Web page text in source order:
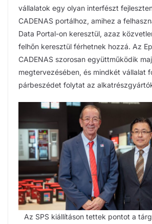
vállalatok egy olyan interfészt
CADENAS portálhoz, amihez a
Data Portal-on keresztül, azaz
felhőn keresztül férhetnek hozzá. Az
CADENAS szorosan együttműködik
megtervezésében, és mindkét vállalat
párbeszédet folytat az
Az SPS kiállításon tettek pontot a